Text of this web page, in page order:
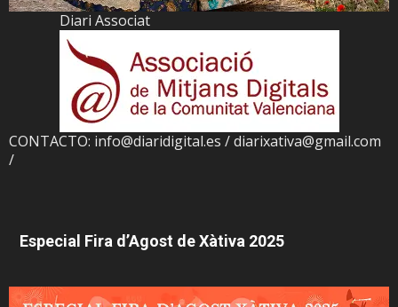
Diari Associat
CONTACTO: info@diaridigital.es / diarixativa@gmail.com
/
Especial Fira d’Agost de Xàtiva 2025